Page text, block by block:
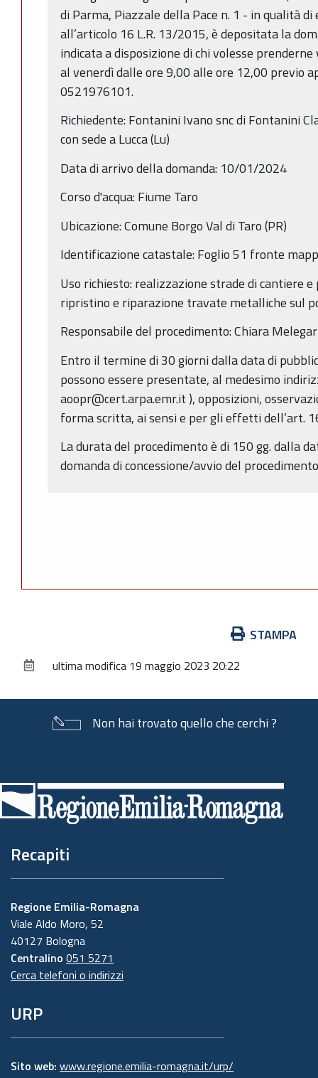
di Parma, Piazzale della Pace n. 1 - in qualità
all’articolo 16 L.R. 13/2015, è depositata la
indicata a disposizione di chi volesse
al venerdì dalle ore 9,00 alle ore 12,00 previo
0521976101.
Richiedente: Fontanini Ivano snc di Fontanini
con sede a Lucca (Lu)
Data di arrivo della domanda: 10/01/2024
Corso d'acqua: Fiume Taro
Ubicazione: Comune Borgo Val di Taro (PR)
Identificazione catastale: Foglio 51 fronte
Uso richiesto: realizzazione strade di cantiere
ripristino e riparazione travate metalliche sul
Responsabile del procedimento: Chiara
Entro il termine di 30 giorni dalla data di
possono essere presentate, al medesimo
aoopr@cert.arpa.emr.it ), opposizioni,
forma scritta, ai sensi e per gli effetti dell’art.
La durata del procedimento è di 150 gg. dalla
domanda di concessione/avvio del
documento
STAMPA
ultima modifica 19 maggio 2023 20:22
Non hai trovato quello che cerchi ?
di
pagina
Recapiti
Regione Emilia-Romagna
Viale Aldo Moro, 52
40127 Bologna
Centralino 051 5271
Cerca telefoni o indirizzi
URP
Sito web: www.regione.emilia-romagna.it/urp/